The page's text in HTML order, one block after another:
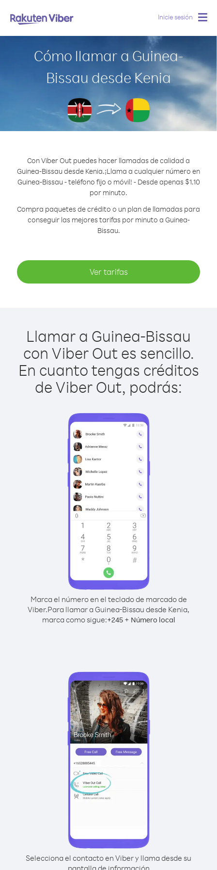
Inicie sesión
Cómo llamar a Guinea-
Bissau desde Kenia
Con Viber Out puedes hacer llamadas de calidad a
Guinea-Bissau desde Kenia.¡Llama a cualquier número en
Guinea-Bissau - teléfono fijo o móvil! - Desde apenas $1.10
por minuto.
Compra paquetes de crédito o un plan de llamadas para
conseguir las mejores tarifas por minuto a Guinea-
Bissau.
Ver tarifas
Llamar a Guinea-Bissau
con Viber Out es sencillo.
En cuanto tengas créditos
de Viber Out, podrás:
Marca el número en el teclado de marcado de
Viber.Para llamar a Guinea-Bissau desde Kenia,
marca como sigue:+245+ Número local
Selecciona el contacto en Viber y llama desde su
pantalla de información